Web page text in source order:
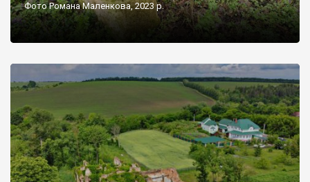
Фото Романа Маленкова, 2023 р.